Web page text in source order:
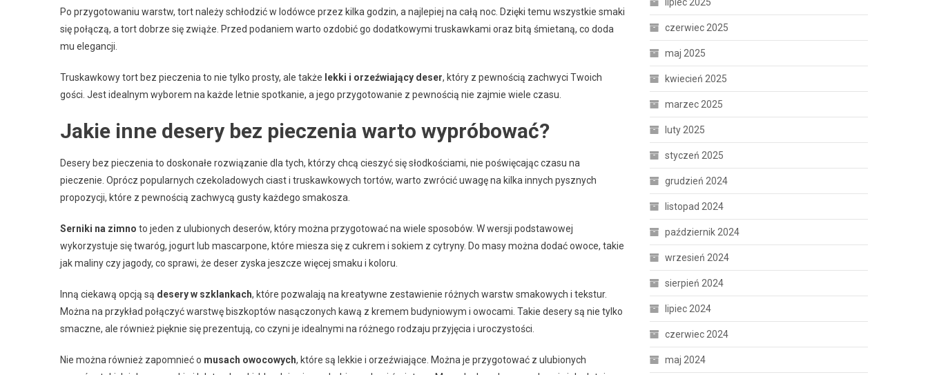
Po przygotowaniu warstw, tort należy schłodzić w lodówce przez kilka godzin, a najlepiej na całą noc. Dzięki temu wszystkie smaki
się połączą, a tort dobrze się zwiąże. Przed podaniem warto ozdobić go dodatkowymi truskawkami oraz bitą śmietaną, co doda
mu elegancji.
Truskawkowy tort bez pieczenia to nie tylko prosty, ale także lekki i orzeźwiający deser, który z pewnością zachwyci Twoich
gości. Jest idealnym wyborem na każde letnie spotkanie, a jego przygotowanie z pewnością nie zajmie wiele czasu.
Jakie inne desery bez pieczenia warto wypróbować?
Desery bez pieczenia to doskonałe rozwiązanie dla tych, którzy chcą cieszyć się słodkościami, nie poświęcając czasu na
pieczenie. Oprócz popularnych czekoladowych ciast i truskawkowych tortów, warto zwrócić uwagę na kilka innych pysznych
propozycji, które z pewnością zachwycą gusty każdego smakosza.
Serniki na zimno to jeden z ulubionych deserów, który można przygotować na wiele sposobów. W wersji podstawowej
wykorzystuje się twaróg, jogurt lub mascarpone, które miesza się z cukrem i sokiem z cytryny. Do masy można dodać owoce, takie
jak maliny czy jagody, co sprawi, że deser zyska jeszcze więcej smaku i koloru.
Inną ciekawą opcją są desery w szklankach, które pozwalają na kreatywne zestawienie różnych warstw smakowych i tekstur.
Można na przykład połączyć warstwę biszkoptów nasączonych kawą z kremem budyniowym i owocami. Takie desery są nie tylko
smaczne, ale również pięknie się prezentują, co czyni je idealnymi na różnego rodzaju przyjęcia i uroczystości.
Nie można również zapomnieć o musach owocowych, które są lekkie i orzeźwiające. Można je przygotować z ulubionych
czerwiec 2025
maj 2025
kwiecień 2025
marzec 2025
luty 2025
styczeń 2025
grudzień 2024
listopad 2024
październik 2024
wrzesień 2024
sierpień 2024
lipiec 2024
czerwiec 2024
maj 2024